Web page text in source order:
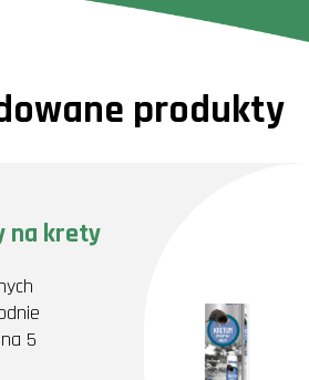
produkty
na krety
5